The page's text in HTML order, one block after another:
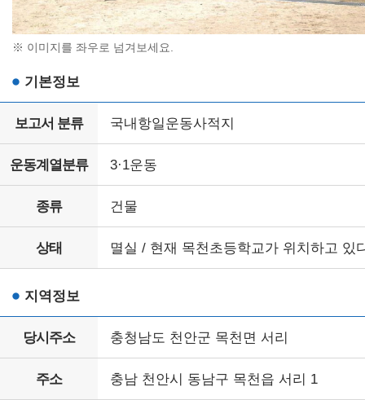
※ 이미지를 좌우로 넘겨보세요.
기본정보
보고서 분류 국내항일운동사적지
운동계열분류 3·1운동
종류 건물
상태 멸실 / 현재 목천초등학교가 위치하고 있
지역정보
당시주소 충청남도 천안군 목천면 서리
주소 충남 천안시 동남구 목천읍 서리 1